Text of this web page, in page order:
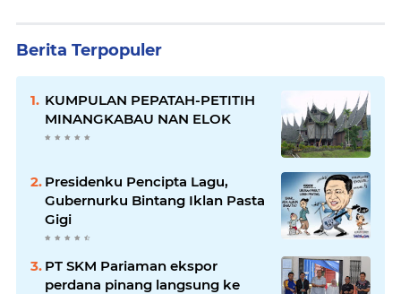
Berita Terpopuler
KUMPULAN PEPATAH-PETITIH
MINANGKABAU NAN ELOK
Presidenku Pencipta Lagu,
Gubernurku Bintang Iklan Pasta
Gigi
PT SKM Pariaman ekspor
perdana pinang langsung ke